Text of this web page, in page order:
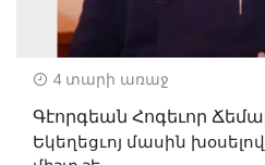
4 տարի առաջ
Գէորգեան Հոգեւոր
Եկեղեցւոյ մասին